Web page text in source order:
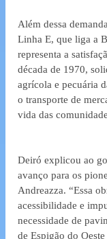
Além dessa
Linha E, que liga a
representa a
década de 1970,
agrícola e pecuária
o transporte de
vida das
Deiró explicou ao
avanço para os
Andreazza. “Essa
acessibilidade e
necessidade de
de Espigão do